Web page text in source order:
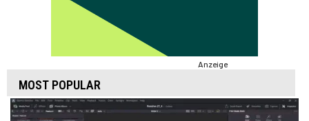
Anzeige
MOST POPULAR